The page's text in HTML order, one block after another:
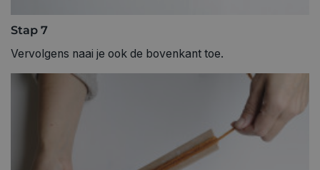
Stap 7
Vervolgens naai je ook de bovenkant toe.